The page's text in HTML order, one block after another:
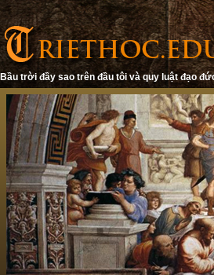
Bầu trời đầy sao trên đầu tôi và quy luật đạo